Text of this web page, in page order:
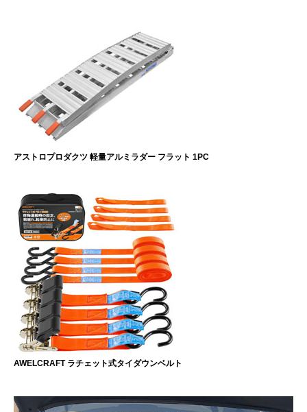
アストロプロダクツ 軽量アルミラダー フラット 1PC
AWELCRAFT ラチェット式タイダウンベルト